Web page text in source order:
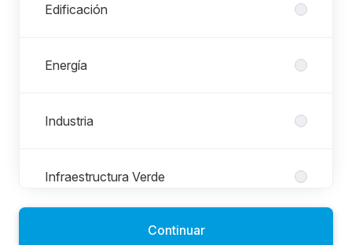
Edificación
Energía
Industria
Infraestructura Verde
Continuar